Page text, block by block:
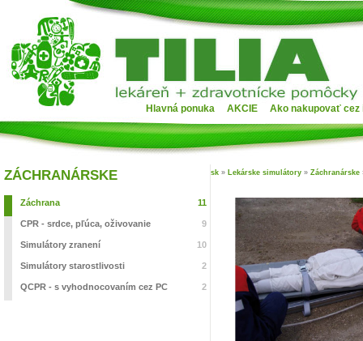
Hlavná ponuka AKCIE Ako nakupovať cez
sk » Lekárske simulátory » Záchranárske
ZÁCHRANÁRSKE
Záchrana 11
CPR - srdce, pľúca, oživovanie 9
Simulátory zranení 10
Simulátory starostlivosti 2
QCPR - s vyhodnocovaním cez PC 2